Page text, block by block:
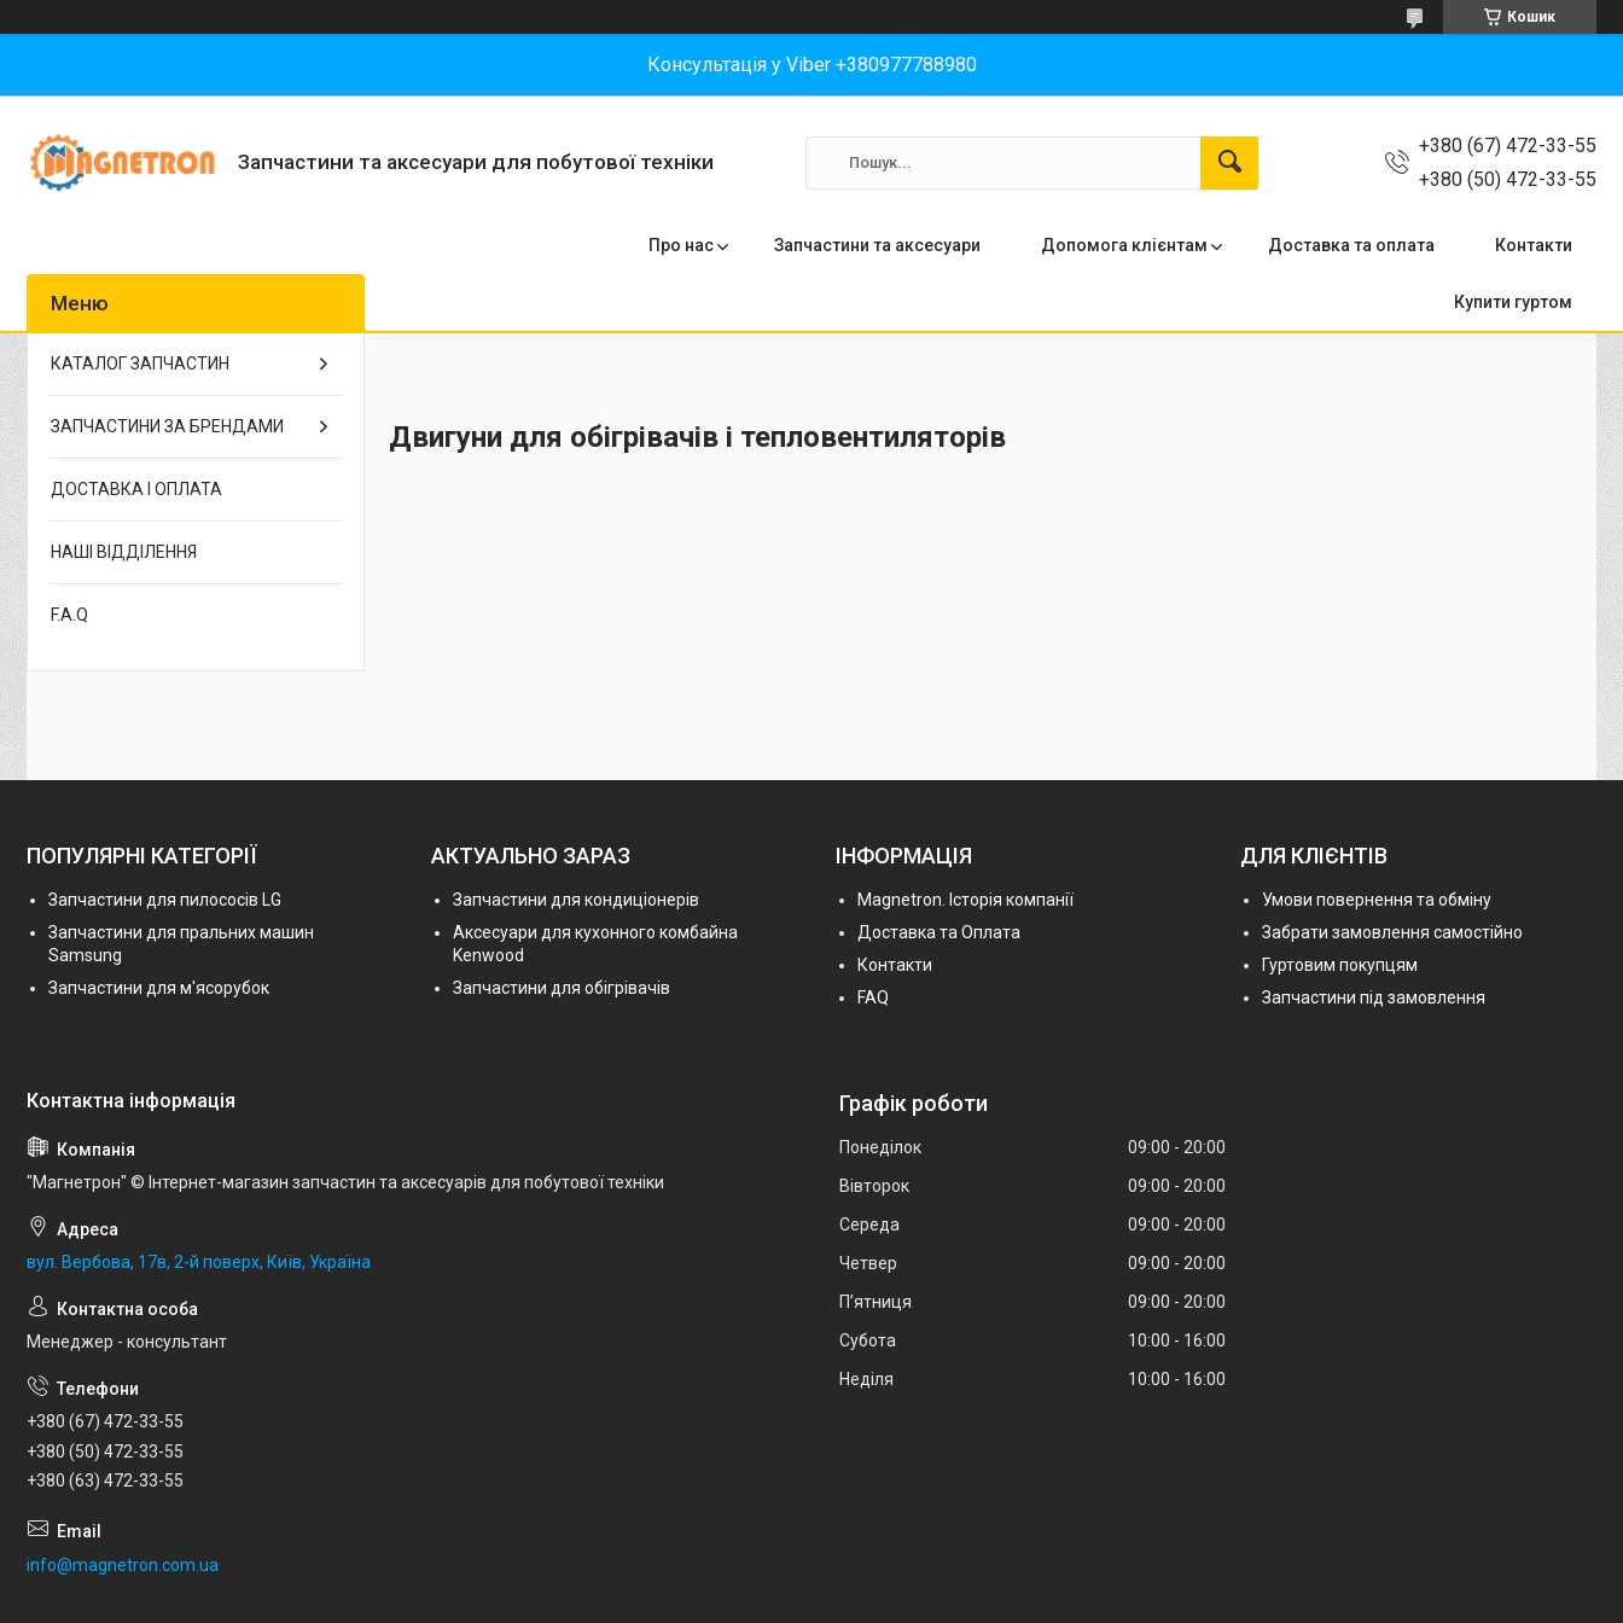
Кошик
Консультація у Viber +380977788980
Запчастини та аксесуари для побутової техніки
+380 (67) 472-33-55
+380 (50) 472-33-55
Про нас Запчастини та аксесуари Допомога клієнтам Доставка та оплата Контакти
Купити гуртом
Двигуни для обігрівачів і тепловентиляторів
КАТАЛОГ ЗАПЧАСТИН
ЗАПЧАСТИНИ ЗА БРЕНДАМИ
ДОСТАВКА І ОПЛАТА
НАШІ ВІДДІЛЕННЯ
F.A.Q
ПОПУЛЯРНІ КАТЕГОРІЇ
Запчастини для пилососів LG
Запчастини для пральних машин
Samsung
Запчастини для м'ясорубок
АКТУАЛЬНО ЗАРАЗ
Запчастини для кондиціонерів
Аксесуари для кухонного комбайна
Kenwood
Запчастини для обігрівачів
ІНФОРМАЦІЯ
Magnetron. Історія компанії
Доставка та Оплата
Контакти
FAQ
ДЛЯ КЛІЄНТІВ
Умови повернення та обміну
Забрати замовлення самостійно
Гуртовим покупцям
Запчастини під замовлення
"Магнетрон" © Інтернет-магазин запчастин та аксесуарів для побутової техніки
вул. Вербова, 17в, 2-й поверх, Київ, Україна
Менеджер - консультант
+380 (67) 472-33-55
+380 (50) 472-33-55
+380 (63) 472-33-55
info@magnetron.com.ua
Графік роботи
Понеділок 09:00
20:00
Вівторок
09:00
20:00
Середа
09:00
20:00
Четвер
09:00
20:00
Пʼятниця
09:00
20:00
Субота
10:00
16:00
Неділя
10:00 16:00